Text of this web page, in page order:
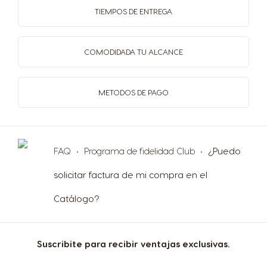
TIEMPOS DE ENTREGA
COMODIDADA TU ALCANCE
METODOS DE PAGO
FAQ Programa de fidelidad Club ¿Puedo
solicitar factura de mi compra en el
Catálogo?
Suscribite para recibir ventajas exclusivas.